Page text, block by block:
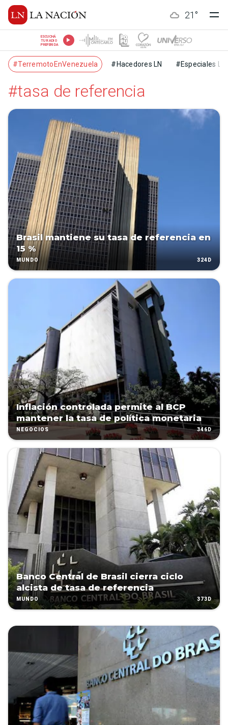
21 °
ESCUCHÁ
TU RADIO
PREFERIDA
#TerremotoEnVenezuela #Hacedores LN #Especiales LN
#tasa de referencia
Brasil mantiene su tasa de referencia en
15 %
MUNDO 324D
Inflación controlada permite al BCP
mantener la tasa de política monetaria
NEGOCIOS 346D
Banco Central de Brasil cierra ciclo
alcista de tasa de referencia
MUNDO 373D